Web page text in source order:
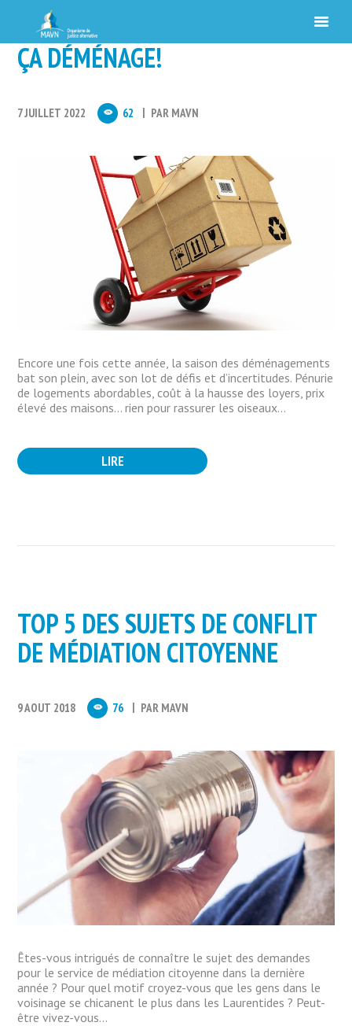
ÇA DÉMÉNAGE!
7 JUILLET 2022 62 PAR MAVN
Encore une fois cette année, la saison des déménagements
bat son plein, avec son lot de défis et d’incertitudes. Pénurie
de logements abordables, coût à la hausse des loyers, prix
élevé des maisons… rien pour rassurer les oiseaux...
LIRE
TOP 5 DES SUJETS DE CONFLIT
DE MÉDIATION CITOYENNE
9 AOUT 2018 76 PAR MAVN
Êtes-vous intrigués de connaître le sujet des demandes
pour le service de médiation citoyenne dans la dernière
année ? Pour quel motif croyez-vous que les gens dans le
voisinage se chicanent le plus dans les Laurentides ? Peut-
être vivez-vous...